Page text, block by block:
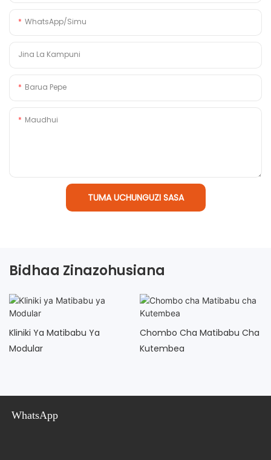
WhatsApp/Simu
Jina La Kampuni
Barua Pepe
Maudhui
TUMA UCHUNGUZI SASA
Bidhaa Zinazohusiana
Kliniki Ya Matibabu Ya
Modular
Chombo Cha Matibabu Cha
Kutembea
WhatsApp